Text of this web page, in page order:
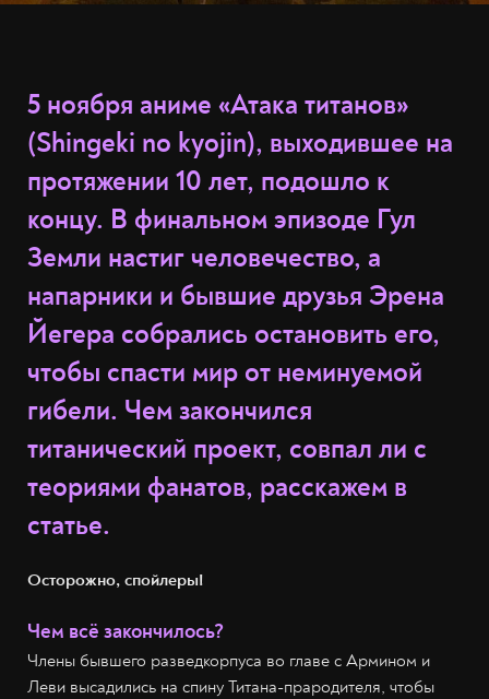
5 ноября аниме «Атака титанов»
(Shingeki no kyojin), выходившее на
протяжении 10 лет, подошло к
концу. В финальном эпизоде Гул
Земли настиг человечество, а
напарники и бывшие друзья Эрена
Йегера собрались остановить его,
чтобы спасти мир от неминуемой
гибели. Чем закончился
титанический проект, совпал ли с
теориями фанатов, расскажем в
статье.
Осторожно, спойлеры!
Чем всё закончилось?
Члены бывшего разведкорпуса во главе с Армином и
Леви высадились на спину Титана-прародителя, чтобы